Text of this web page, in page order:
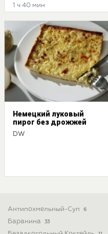
1 ч 40 мин
Немецкий луковый
пирог без дрожжей
DW
Антипохмельный-Суп 6
Баранина 33